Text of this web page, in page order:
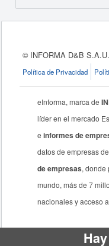
© INFORMA D&B
Política de Privacidad
eInforma, marca de
líder en el mercado
einformes de
datos de empresas
de empresas,
mundo, más de 7
nacionales y acceso